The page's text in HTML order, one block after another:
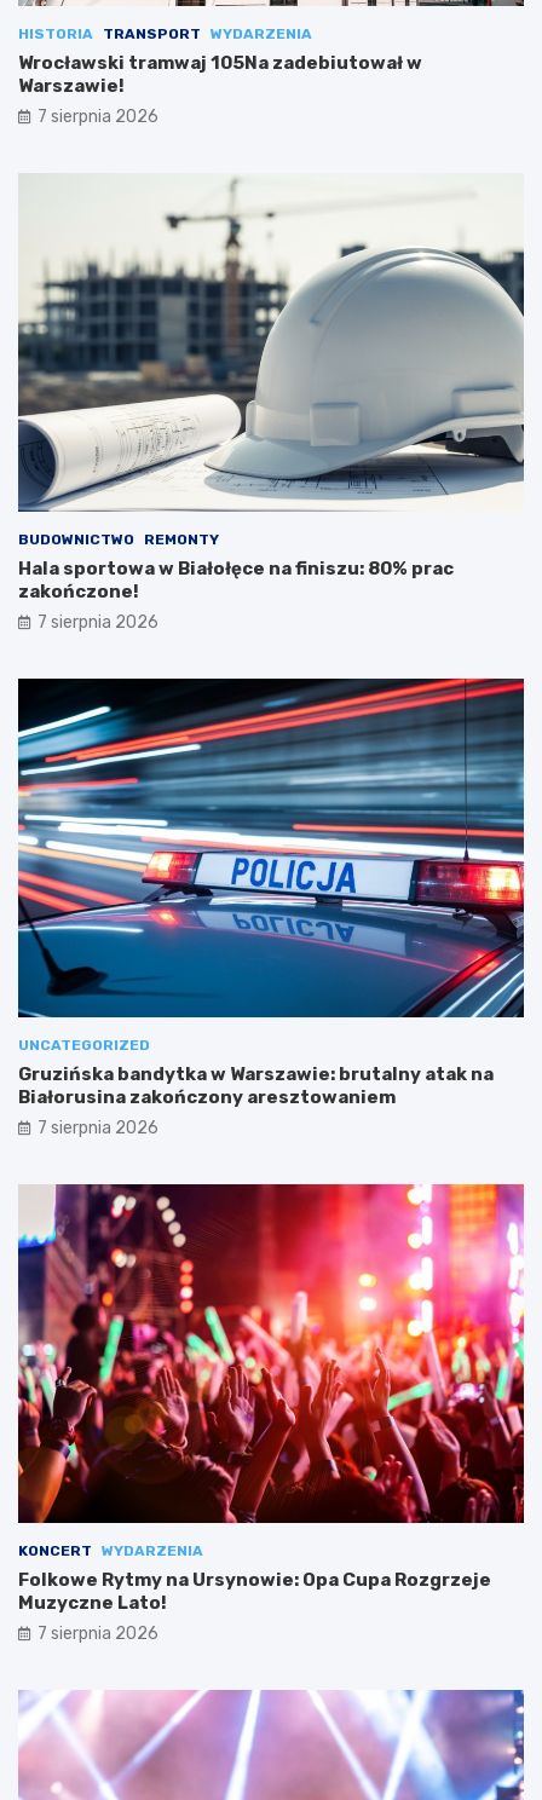
HISTORIA TRANSPORT WYDARZENIA
Wrocławski tramwaj 105Na zadebiutował w
Warszawie!
7 sierpnia 2026
BUDOWNICTWO REMONTY
Hala sportowa w Białołęce na finiszu: 80% prac
zakończone!
7 sierpnia 2026
UNCATEGORIZED
Gruzińska bandytka w Warszawie: brutalny atak na
Białorusina zakończony aresztowaniem
7 sierpnia 2026
KONCERT WYDARZENIA
Folkowe Rytmy na Ursynowie: Opa Cupa Rozgrzeje
Muzyczne Lato!
7 sierpnia 2026